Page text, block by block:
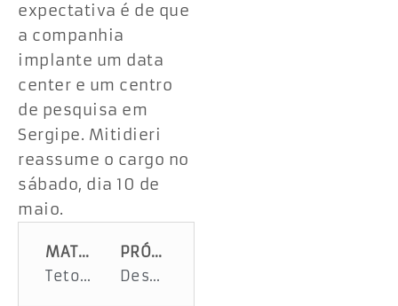
expectativa é de que
a companhia
implante um data
center e um centro
de pesquisa em
Sergipe. Mitidieri
reassume o cargo no
sábado, dia 10 de
maio.
MATÉRIA ANTERIOR
Teto de escola interditada desaba na Zona Rural de Poço Verde
PRÓXIMA MATÉRIA
Deso reforça atendimento para renegociação de débitos anteriores à concessão